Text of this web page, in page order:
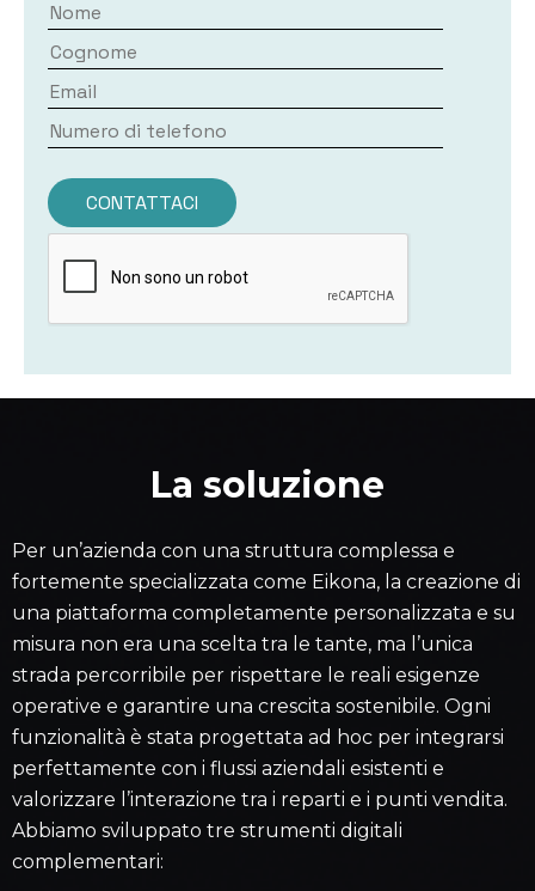
La soluzione
Per un’azienda con una struttura complessa e
fortemente specializzata come Eikona, la creazione di
una piattaforma completamente personalizzata e su
misura non era una scelta tra le tante, ma l’unica
strada percorribile per rispettare le reali esigenze
operative e garantire una crescita sostenibile. Ogni
funzionalità è stata progettata ad hoc per integrarsi
perfettamente con i flussi aziendali esistenti e
valorizzare l’interazione tra i reparti e i punti vendita.
Abbiamo sviluppato tre strumenti digitali
complementari: